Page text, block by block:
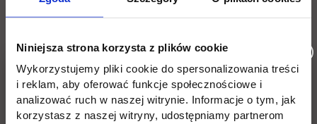
Niniejsza strona korzysta z plików cookie
Wykorzystujemy pliki cookie do spersonalizowania treści
i reklam, aby oferować funkcje społecznościowe i
analizować ruch w naszej witrynie. Informacje o tym, jak
korzystasz z naszej witryny, udostępniamy partnerom